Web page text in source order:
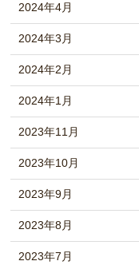
2024年4月
2024年3月
2024年2月
2024年1月
2023年11月
2023年10月
2023年9月
2023年8月
2023年7月